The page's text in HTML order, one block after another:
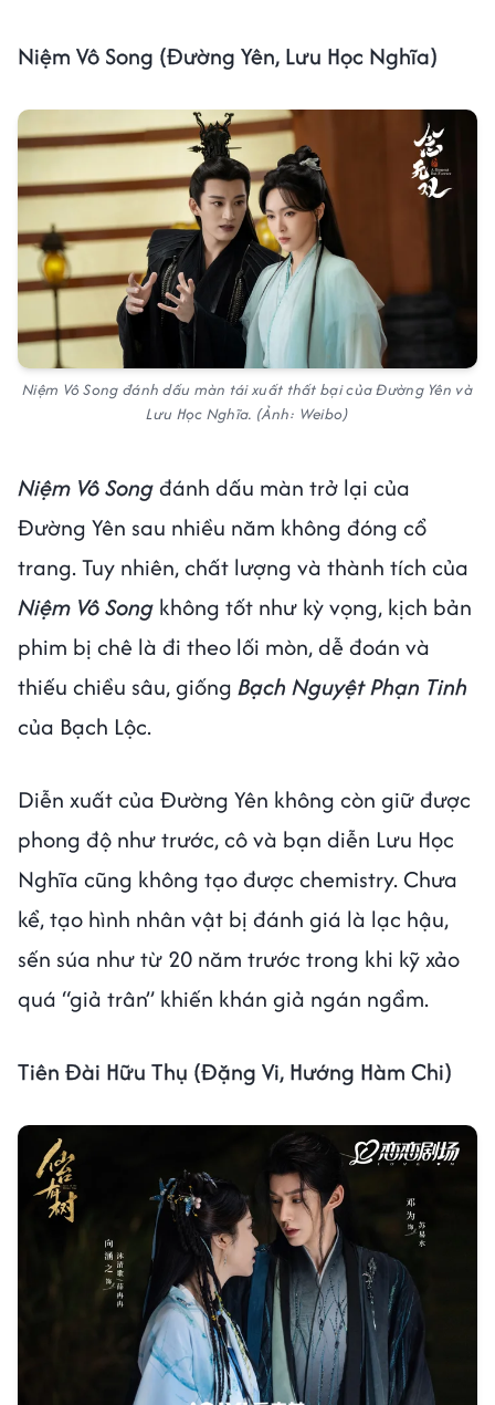
Niệm Vô Song (Đường Yên, Lưu Học Nghĩa)
Niệm Vô Song đánh dấu màn tái xuất thất bại của Đường Yên và
Lưu Học Nghĩa. (Ảnh: Weibo)
Niệm Vô Songđánh dấu màn trở lại của
Đường Yên sau nhiều năm không đóng cổ
trang. Tuy nhiên, chất lượng và thành tích của
Niệm Vô Song không tốt như kỳ vọng, kịch bản
phim bị chê là đi theo lối mòn, dễ đoán và
thiếu chiều sâu, giống Bạch Nguyệt Phạn Tinh
của Bạch Lộc.
Diễn xuất của Đường Yên không còn giữ được
phong độ như trước, cô và bạn diễn Lưu Học
Nghĩa cũng không tạo được chemistry. Chưa
kể, tạo hình nhân vật bị đánh giá là lạc hậu,
sến súa như từ 20 năm trước trong khi kỹ xảo
quá “giả trân” khiến khán giả ngán ngẩm.
Tiên Đài Hữu Thụ (Đặng Vi, Hướng Hàm Chi)